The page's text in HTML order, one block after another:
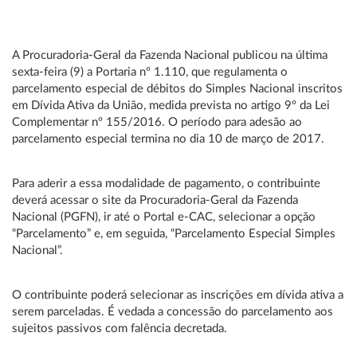
A Procuradoria-Geral da Fazenda Nacional publicou na última
sexta-feira (9) a Portaria nº 1.110, que regulamenta o
parcelamento especial de débitos do Simples Nacional inscritos
em Dívida Ativa da União, medida prevista no artigo 9º da Lei
Complementar nº 155/2016. O período para adesão ao
parcelamento especial termina no dia 10 de março de 2017.
Para aderir a essa modalidade de pagamento, o contribuinte
deverá acessar o site da Procuradoria-Geral da Fazenda
Nacional (PGFN), ir até o Portal e-CAC, selecionar a opção
“Parcelamento” e, em seguida, “Parcelamento Especial Simples
Nacional”.
O contribuinte poderá selecionar as inscrições em dívida ativa a
serem parceladas. É vedada a concessão do parcelamento aos
sujeitos passivos com falência decretada.